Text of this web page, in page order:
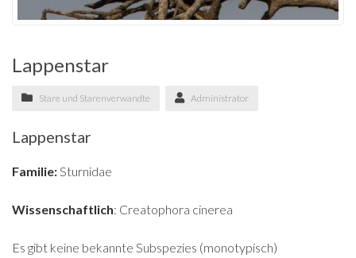
Lappenstar
Stare und Starenverwandte Administrator
Lappenstar
Familie:Sturnidae
Wissenschaftlich: Creatophora cinerea
Es gibt keine bekannte Subspezies (monotypisch)